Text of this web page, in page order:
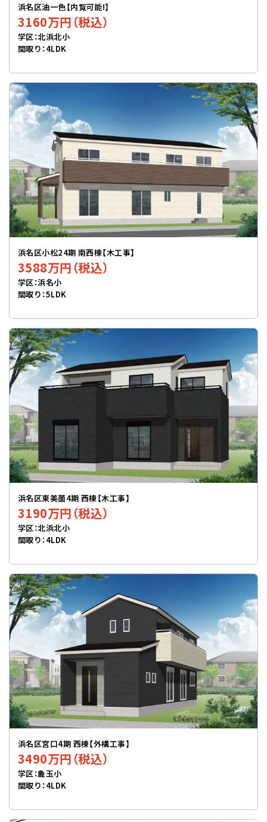
浜名区油一色【内覧可能!】
3160万円（税込）
学区：北浜北小
間取り：4LDK
浜名区小松24期 南西棟【木工事】
3588万円（税込）
学区：浜名小
間取り：5LDK
浜名区東美薗4期 西棟【木工事】
3190万円（税込）
学区：北浜北小
間取り：4LDK
浜名区宮口4期 西棟【外構工事】
3490万円（税込）
学区：麁玉小
間取り：4LDK